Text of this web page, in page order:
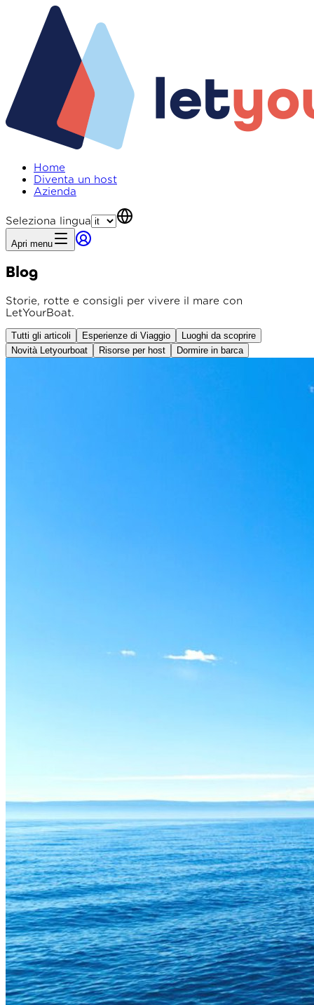
Home
Diventa un host
Azienda
Seleziona lingua
Apri menu
Blog
Storie, rotte e consigli per vivere il mare con
LetYourBoat.
Tutti gli articoli Esperienze di Viaggio
Luoghi da scoprire
Novità Letyourboat
Risorse per host Dormire in barca